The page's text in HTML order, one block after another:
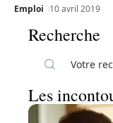
Emploi 10 avril 2019
Recherche
Les